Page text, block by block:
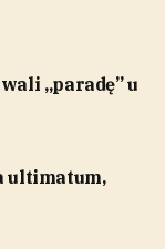
„paradę” u
ultimatum,